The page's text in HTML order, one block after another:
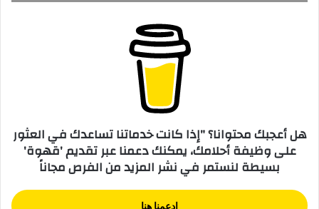
هل أعجبك محتوانا؟ "إذا كانت خدماتنا تساعدك في العثور
على وظيفة أحلامك، يمكنك دعمنا عبر تقديم 'قهوة'
بسيطة لنستمر في نشر المزيد من الفرص مجاناً
إدعمنا هنا